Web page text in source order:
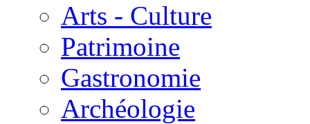
Arts - Culture
Patrimoine
Gastronomie
Archéologie